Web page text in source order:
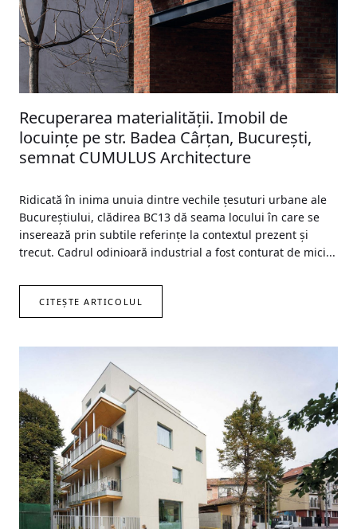
Recuperarea materialității. Imobil de
locuinţe pe str. Badea Cârţan, Bucureşti,
semnat CUMULUS Architecture
Ridicată în inima unuia dintre vechile țesuturi urbane ale
Bucureștiului, clădirea BC13 dă seama locului în care se
inserează prin subtile referințe la contextul prezent și
trecut. Cadrul odinioară industrial a fost conturat de mici...
CITEȘTE ARTICOLUL